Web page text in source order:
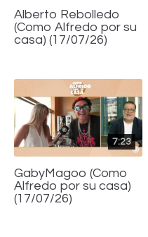
Alberto Rebolledo
(Como Alfredo por su
casa) (17/07/26)
7:23
GabyMagoo (Como
Alfredo por su casa)
(17/07/26)